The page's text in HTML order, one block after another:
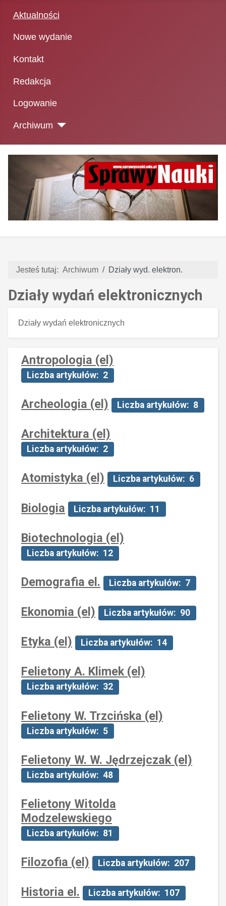
Aktualności
Nowe wydanie
Kontakt
Redakcja
Logowanie
Archiwum
Jesteś tutaj: Archiwum Działy wyd. elektron.
Działy wydań elektronicznych
Działy wydań elektronicznych
Antropologia (el)
Liczba artykułów: 2
Archeologia (el) Liczba artykułów: 8
Architektura (el)
Liczba artykułów: 2
Atomistyka (el) Liczba artykułów: 6
Biologia Liczba artykułów: 11
Biotechnologia (el)
Liczba artykułów: 12
Demografia el. Liczba artykułów: 7
Ekonomia (el) Liczba artykułów: 90
Etyka (el) Liczba artykułów: 14
Felietony A. Klimek (el)
Liczba artykułów: 32
Felietony W. Trzcińska (el)
Liczba artykułów: 5
Felietony W. W. Jędrzejczak (el)
Liczba artykułów: 48
Felietony Witolda
Modzelewskiego
Liczba artykułów: 81
Filozofia (el) Liczba artykułów: 207
Historia el. Liczba artykułów: 107